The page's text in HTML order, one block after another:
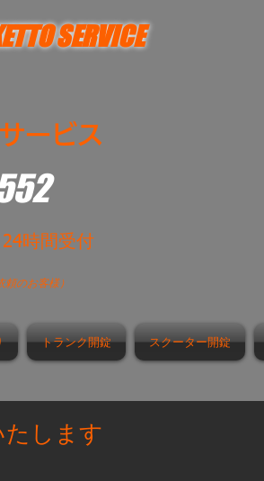
SERVICE
ービス
時間受付
頼のお客様）
トランク開錠 スクーター開錠
します